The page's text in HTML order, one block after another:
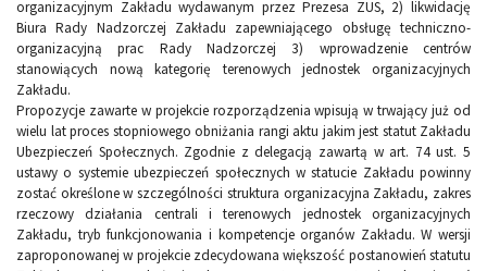
organizacyjnym Zakładu wydawanym przez Prezesa ZUS, 2) likwidację
Biura Rady Nadzorczej Zakładu zapewniającego obsługę techniczno-
organizacyjną prac Rady Nadzorczej 3) wprowadzenie centrów
stanowiących nową kategorię terenowych jednostek organizacyjnych
Zakładu.
Propozycje zawarte w projekcie rozporządzenia wpisują w trwający już od
wielu lat proces stopniowego obniżania rangi aktu jakim jest statut Zakładu
Ubezpieczeń Społecznych. Zgodnie z delegacją zawartą w art. 74 ust. 5
ustawy o systemie ubezpieczeń społecznych w statucie Zakładu powinny
zostać określone w szczególności struktura organizacyjna Zakładu, zakres
rzeczowy działania centrali i terenowych jednostek organizacyjnych
Zakładu, tryb funkcjonowania i kompetencje organów Zakładu. W wersji
zaproponowanej w projekcie zdecydowana większość postanowień statutu